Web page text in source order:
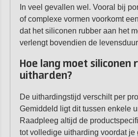
In veel gevallen wel. Vooral bij
of complexe vormen voorkomt
dat het siliconen rubber aan het
verlengt bovendien de
Hoe lang moet siliconen
uitharden?
De uithardingstijd verschilt per
Gemiddeld ligt dit tussen enkele
Raadpleeg altijd de
tot volledige uitharding voordat je